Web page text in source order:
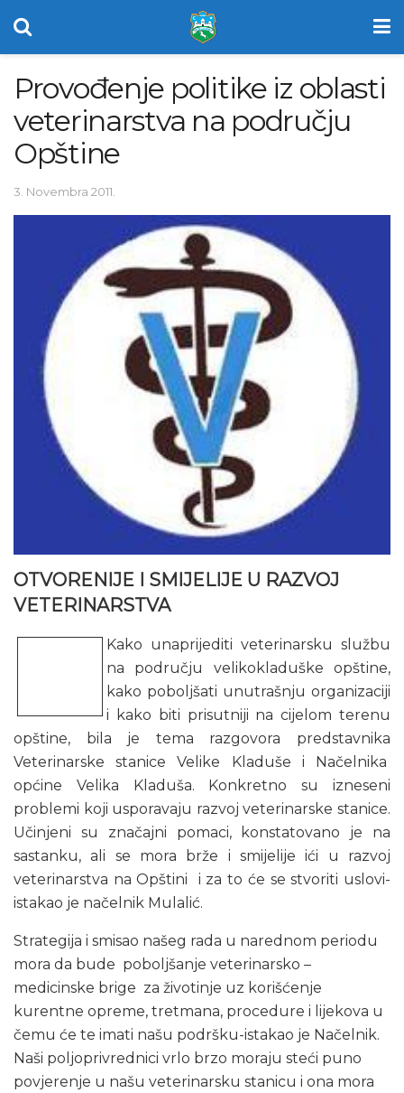
Provođenje politike iz oblasti
veterinarstva na području
Opštine
3. Novembra 2011.
OTVORENIJE I SMIJELIJE U RAZVOJ
VETERINARSTVA
Kako unaprijediti veterinarsku službu
na području velikokladuške opštine,
kako poboljšati unutrašnju organizaciji
i kako biti prisutniji na cijelom terenu
opštine, bila je tema razgovora predstavnika
Veterinarske stanice Velike Kladuše i Načelnika
općine Velika Kladuša. Konkretno su izneseni
problemi koji usporavaju razvoj veterinarske stanice.
Učinjeni su značajni pomaci, konstatovano je na
sastanku, ali se mora brže i smijelije ići u razvoj
veterinarstva na Opštini i za to će se stvoriti uslovi-
istakao je načelnik Mulalić.
Strategija i smisao našeg rada u narednom periodu
mora da bude poboljšanje veterinarsko –
medicinske brige za životinje uz korišćenje
kurentne opreme, tretmana, procedure i lijekova u
čemu će te imati našu podršku-istakao je Načelnik.
Naši poljoprivrednici vrlo brzo moraju steći puno
povjerenje u našu veterinarsku stanicu i ona mora